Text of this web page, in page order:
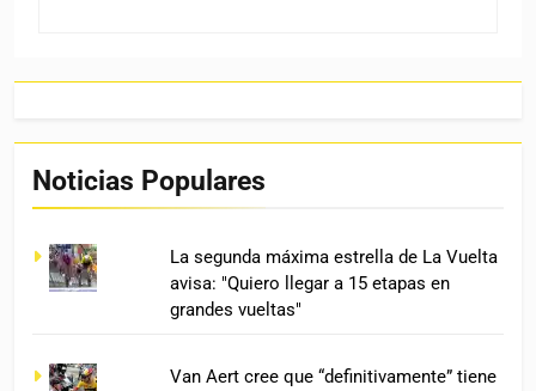
Noticias Populares
La segunda máxima estrella de La Vuelta
avisa: "Quiero llegar a 15 etapas en
grandes vueltas"
Van Aert cree que “definitivamente” tiene